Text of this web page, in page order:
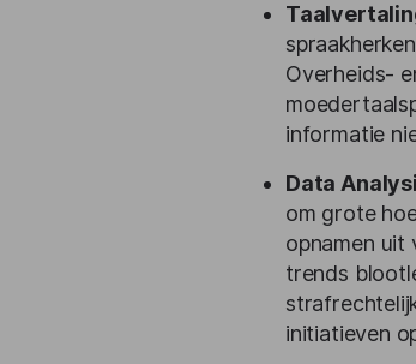
Overheids-
informatie
Data
om grote
opnamen uit
trends
initiatieven